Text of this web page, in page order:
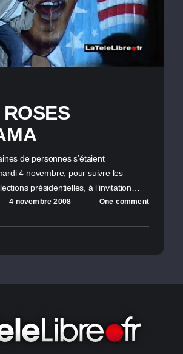
ROSES
de personnes s’étaient
4 novembre, pour suivre les
présidentielles, à l’invitation…
4 novembre 2008 One comment